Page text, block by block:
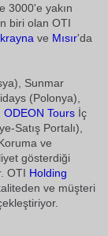
3000'e yakın
biri olan OTI
ve Mısır'da
Sunmar
(Polonya),
ODEON Tours İç
Satış Portalı),
ve
gösterdiği
OTI Holding
ve müşteri